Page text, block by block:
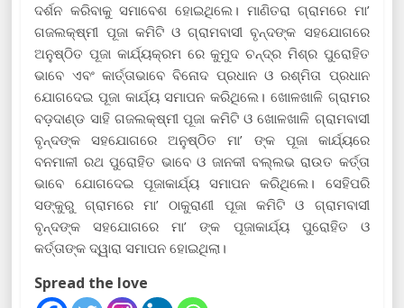
ଦର୍ଶନ କରିବାକୁ ସମାବେଶ ହୋଇଥିଲେ। ମାଣିତରା ଗ୍ରାମରେ ମା’
ଗଜଲକ୍ଷ୍ମୀ ପୂଜା କମିଟି ଓ ଗ୍ରାମବାସୀ ବୃନ୍ଦଙ୍କ ସହଯୋଗରେ
ଅନୁଷ୍ଠିତ ପୂଜା କାର୍ଯ୍ୟକ୍ରମ ରେ କୁମୁଦ ଚନ୍ଦ୍ର ମିଶ୍ର ପୁରୋହିତ
ଭାବେ ଏବଂ କାର୍ତ୍ତାଭାବେ ବିନୋଦ ପ୍ରଧାନ ଓ ରଶ୍ମିତା ପ୍ରଧାନ
ଯୋଗଦେଇ ପୂଜା କାର୍ଯ୍ୟ ସମାପନ କରିଥିଲେ। ଖୋଳଖାଳି ଗ୍ରାମର
ବଡ଼ଦାଣ୍ଡ ସାହି ଗଜଲକ୍ଷ୍ମୀ ପୂଜା କମିଟି ଓ ଖୋଳଖାଳି ଗ୍ରାମବାସୀ
ବୃନ୍ଦଙ୍କ ସହଯୋଗରେ ଅନୁଷ୍ଠିତ ମା’ ଙ୍କ ପୂଜା କାର୍ଯ୍ୟରେ
ବନମାଳୀ ରଥ ପୁରୋହିତ ଭାବେ ଓ ଜାନକୀ ବଲ୍ଲଭ ରାଉତ କର୍ତ୍ତା
ଭାବେ ଯୋଗଦେଇ ପୂଜାକାର୍ଯ୍ୟ ସମାପନ କରିଥିଲେ। ସେହିପରି
ସଙ୍କୁରୁ ଗ୍ରାମରେ ମା’ ଠାକୁରାଣୀ ପୂଜା କମିଟି ଓ ଗ୍ରାମବାସୀ
ବୃନ୍ଦଙ୍କ ସହଯୋଗରେ ମା’ ଙ୍କ ପୂଜାକାର୍ଯ୍ୟ ପୁରୋହିତ ଓ
କର୍ତ୍ତାଙ୍କ ଦ୍ୱାରା ସମାପନ ହୋଇଥିଲା।
Spread the love